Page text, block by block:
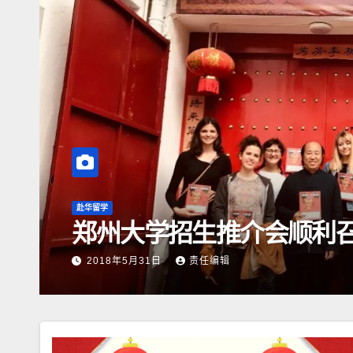
赴华留学
郑州大学招生推介会顺利
2018年5月31日 责任编辑